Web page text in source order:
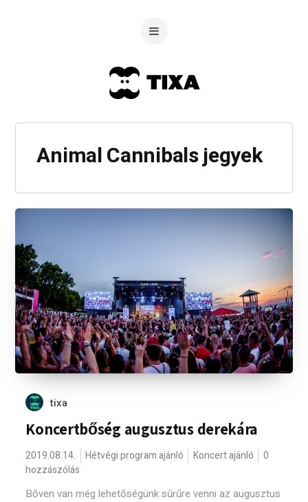
Animal Cannibals jegyek
tixa
Koncertbőség augusztus derekára
2019.08.14. Hétvégi program ajánló Koncert ajánló
0
hozzászólás
Bőven van még lehetőségünk sűrűre venni az augusztus